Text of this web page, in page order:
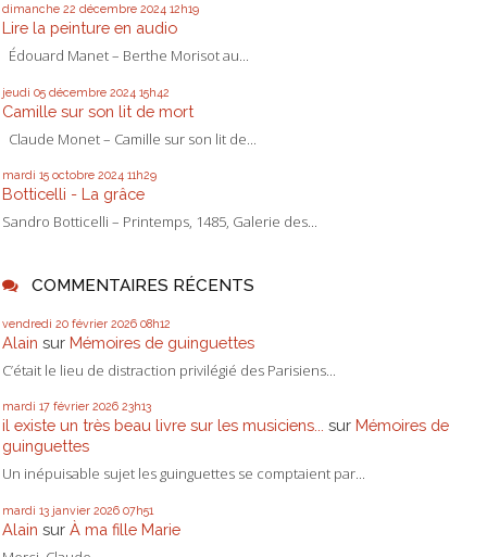
dimanche 22 décembre 2024 12h19
Lire la peinture en audio
Édouard Manet – Berthe Morisot au...
jeudi 05 décembre 2024 15h42
Camille sur son lit de mort
Claude Monet – Camille sur son lit de...
mardi 15 octobre 2024 11h29
Botticelli - La grâce
Sandro Botticelli – Printemps, 1485, Galerie des...
COMMENTAIRES RÉCENTS
vendredi 20 février 2026 08h12
Alain sur Mémoires de guinguettes
C’était le lieu de distraction privilégié des Parisiens...
mardi 17 février 2026 23h13
il existe un très beau livre sur les musiciens... sur Mémoires de
guinguettes
Un inépuisable sujet les guinguettes se comptaient par...
mardi 13 janvier 2026 07h51
Alain sur À ma fille Marie